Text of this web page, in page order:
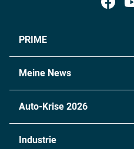
PRIME
Meine News
Auto-Krise 2026
Industrie